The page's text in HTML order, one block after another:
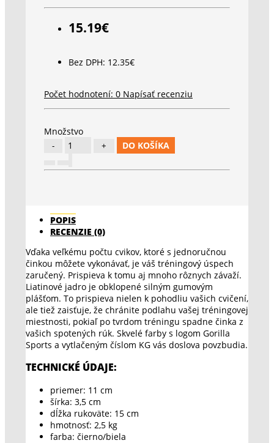
15.19€
Bez DPH: 12.35€
Počet hodnotení: 0 Napísať recenziu
Množstvo
DO KOŠÍKA
POPIS
RECENZIE (0)
Vďaka veľkému počtu cvikov, ktoré s jednoručnou
činkou môžete vykonávať, je váš tréningový úspech
zaručený. Prispieva k tomu aj mnoho rôznych závaží.
Liatinové jadro je obklopené silným gumovým
plášťom. To prispieva nielen k pohodliu vašich cvičení,
ale tiež zaisťuje, že chránite podlahu vašej tréningovej
miestnosti, pokiaľ po tvrdom tréningu spadne činka z
vašich spotených rúk. Skvelé farby s logom Gorilla
Sports a vytlačeným číslom KG vás doslova povzbudia.
TECHNICKÉ ÚDAJE:
priemer: 11 cm
šírka: 3,5 cm
dĺžka rukoväte: 15 cm
hmotnosť: 2,5 kg
farba: čierno/biela